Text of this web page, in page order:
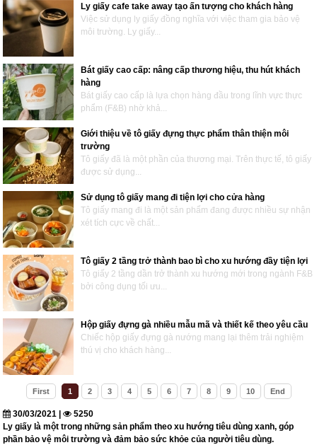
Ly giấy cafe take away tạo ấn tượng cho khách hàng
Việc sử dụng ly giấy đồng nghĩa với việc tham gia bảo vệ
môi trường. Ly giấy...
Bát giấy cao cấp: nâng cấp thương hiệu, thu hút khách
hàng
Bát giấy cao cấp là lựa chọn hàng đầu trong lĩnh vực thực
phẩm (F&B) nhờ khả...
Giới thiệu về tô giấy đựng thực phẩm thân thiện môi
trường
Tô giấy đã là một phần của thương mại. Trên thực tế, tô giấy
được sử dụng...
Sử dụng tô giấy mang đi tiện lợi cho cửa hàng
Tô giấy mang đi là một sản phẩm đang được nhiều sự nhận
xét tích cực về chất...
Tô giấy 2 tầng trở thành bao bì cho xu hướng đầy tiện lợi
Tô giấy 2 tầng dần trở thành xu hướng mới trong ngành F&B
bởi công dụng tối ưu...
Hộp giấy đựng gà nhiều mẫu mã và thiết kế theo yêu cầu
Chiếc hộp giấy đựng gà nướng mang lại thêm trải nghiệm
thú vị cho khách hàng...
First 1 2 3 4 5 6 7 8 9 10 End
30/03/2021 |
5250
Ly giấy là một trong những sản phẩm theo xu hướng tiêu dùng xanh, góp
phần bảo vệ môi trường và đảm bảo sức khỏe của người tiêu dùng.